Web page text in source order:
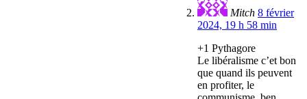
Mitch 8 février
2024, 19 h 58 min
+1 Pythagore
Le libéralisme c’et bon
que quand ils peuvent
en profiter, le